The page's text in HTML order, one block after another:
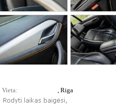
Vieta: , Riga